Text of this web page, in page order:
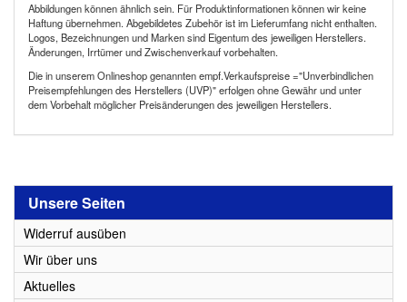
Abbildungen können ähnlich sein. Für Produktinformationen können wir keine
Haftung übernehmen. Abgebildetes Zubehör ist im Lieferumfang nicht enthalten.
Logos, Bezeichnungen und Marken sind Eigentum des jeweiligen Herstellers.
Änderungen, Irrtümer und Zwischenverkauf vorbehalten.
Die in unserem Onlineshop genannten empf.Verkaufspreise ="Unverbindlichen
Preisempfehlungen des Herstellers (UVP)" erfolgen ohne Gewähr und unter
dem Vorbehalt möglicher Preisänderungen des jeweiligen Herstellers.
Unsere Seiten
Widerruf ausüben
Wir über uns
Aktuelles